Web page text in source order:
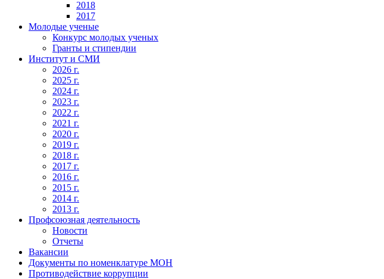
2018
2017
Молодые ученые
Конкурс молодых ученых
Гранты и стипендии
Институт и СМИ
2026 г.
2025 г.
2024 г.
2023 г.
2022 г.
2021 г.
2020 г.
2019 г.
2018 г.
2017 г.
2016 г.
2015 г.
2014 г.
2013 г.
Профсоюзная деятельность
Новости
Отчеты
Вакансии
Документы по номенклатуре МОН
Противодействие коррупции